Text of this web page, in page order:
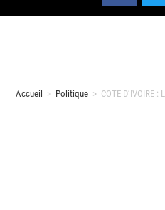
Accueil > Politique > COTE D’IVOIRE